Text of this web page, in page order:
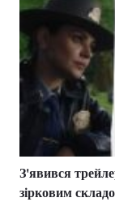
З'явився
зірковим